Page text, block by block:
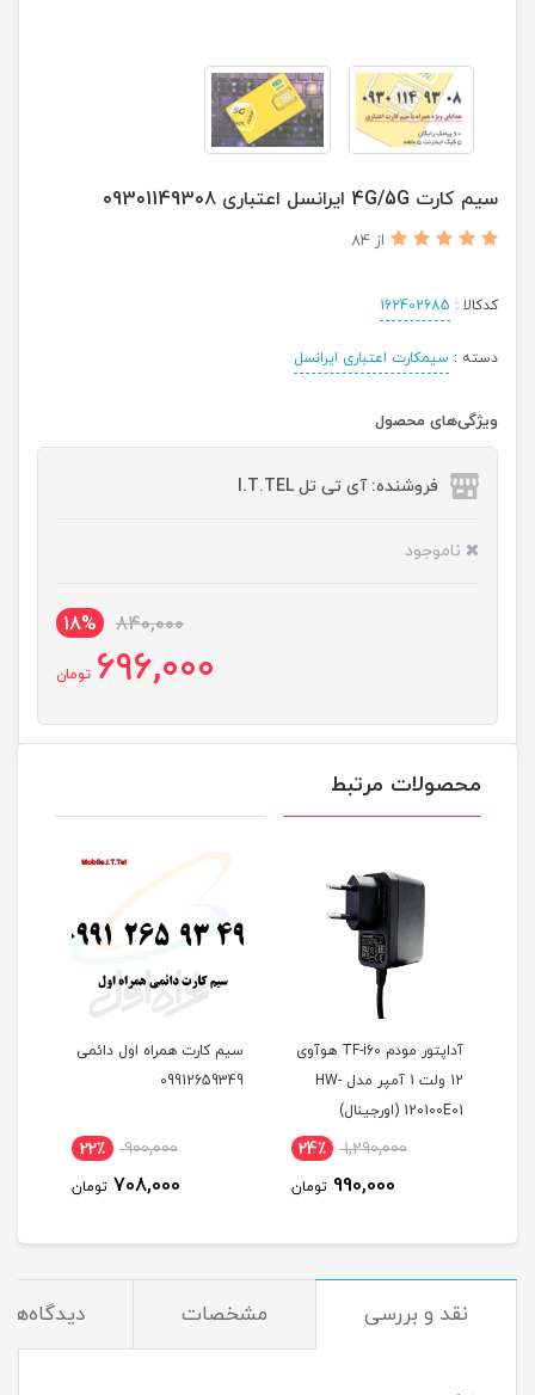
سیم کارت 4G/5G ایرانسل اعتباری 09301149308
از 84
کدکالا : 162402685
دسته : سیمکارت اعتباری ایرانسل
ویژگی‌های محصول
فروشنده: آی تی تل I.T.TEL
ناموجود
840,000
18%
696,000 تومان
محصولات مرتبط
آداپتور مودم TF-i60 هوآوی
12 ولت 1 آمپر مدل HW-
120100E01 (اورجینال)
1,290,000 24٪
990,000 تومان
سیم کارت همراه اول دائمی
09912659349
900,000 22٪
708,000 تومان
نقد و بررسی مشخصات دیدگاه‌ها